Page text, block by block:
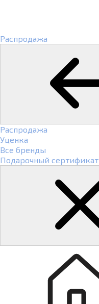
Распродажа
Распродажа
Уценка
Все бренды
Подарочный сертификат